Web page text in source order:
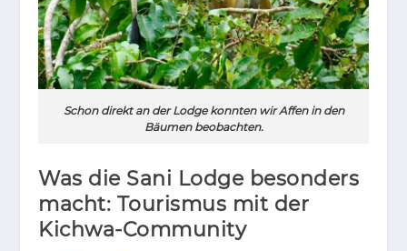
Schon direkt an der Lodge konnten wir Affen in den
Bäumen beobachten.
Was die Sani Lodge besonders
macht: Tourismus mit der
Kichwa-Community